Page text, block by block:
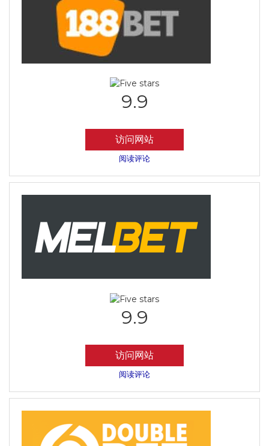
9.9
访问网站
阅读评论
9.9
访问网站
阅读评论